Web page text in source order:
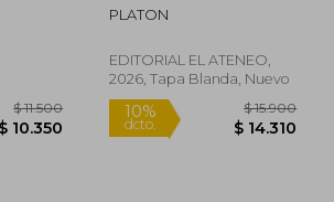
PLATON
EDITORIAL EL ATENEO,
2026, Tapa Blanda, Nuevo